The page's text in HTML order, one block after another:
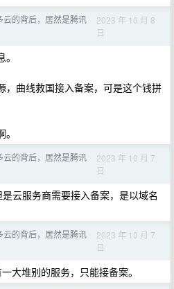
云的背后，居然是腾讯
2023 年 10 月 8
日
，曲线救国接入备案，可是这个钱拼
云的背后，居然是腾讯
2023 年 10 月 7
日
云服务商需要接入备案，是以域名
云的背后，居然是腾讯
2023 年 10 月 7
日
大堆别的服务，只能接备案。